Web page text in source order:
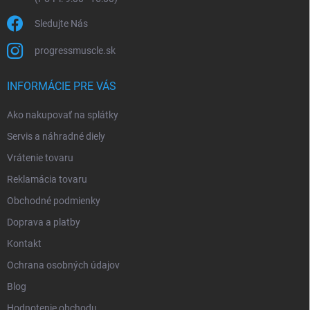
Sledujte Nás
progressmuscle.sk
INFORMÁCIE PRE VÁS
Ako nakupovať na splátky
Servis a náhradné diely
Vrátenie tovaru
Reklamácia tovaru
Obchodné podmienky
Doprava a platby
Kontakt
Ochrana osobných údajov
Blog